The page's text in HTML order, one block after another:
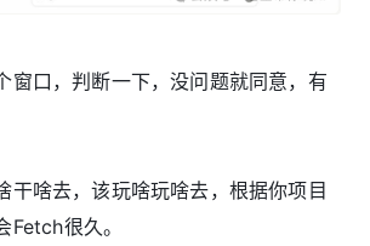
窗口，判断一下，没问题就同意，有
干啥去，该玩啥玩啥去，根据你项目
Fetch很久。